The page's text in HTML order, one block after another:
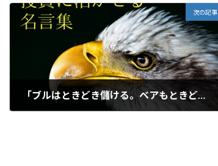
次の記事
「ブルはときどき儲ける。ベアもときどき儲ける。だが、ピッグは決して儲けない。」